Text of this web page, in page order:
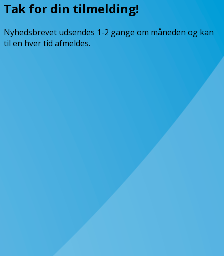
Tak for din tilmelding!
Nyhedsbrevet udsendes 1-2 gange om måneden og kan
til en hver tid afmeldes.